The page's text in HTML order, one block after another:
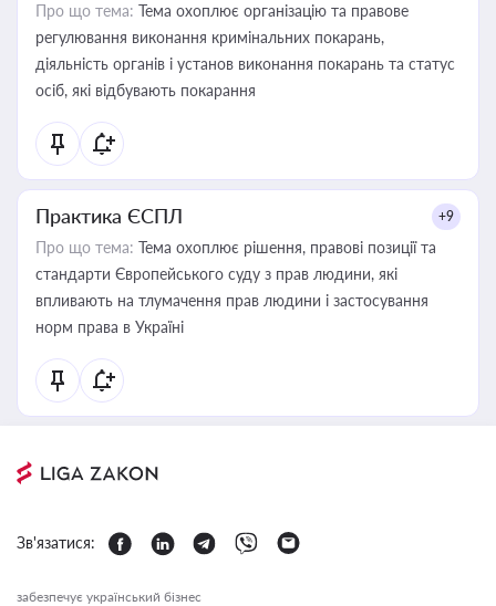
Про що тема: Тема охоплює організацію та правове
регулювання виконання кримінальних покарань,
діяльність органів і установ виконання покарань та статус
осіб, які відбувають покарання
Практика ЄСПЛ +9
Про що тема: Тема охоплює рішення, правові позиції та
стандарти Європейського суду з прав людини, які
впливають на тлумачення прав людини і застосування
норм права в Україні
Зв'язатися:
забезпечує український бізнес